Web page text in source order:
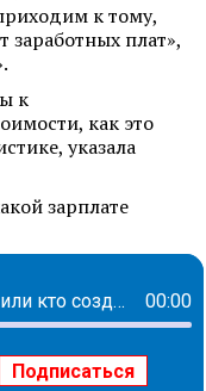
к тому,
заработных плат»,
к
как это
указала
зарплате
Творец невидимого фронта или кто создает пространства для комфорта каждого сотрудника: история Елены Савченко 00:00